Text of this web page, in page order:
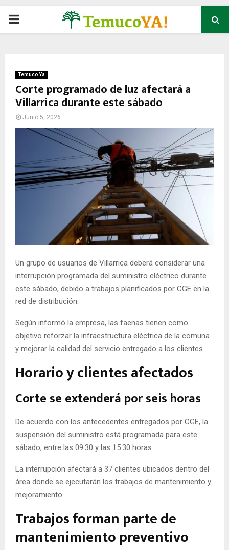
P
M
A
Y
N
U
Temuco Ya
Corte programado de luz afectará a
Villarrica durante este sábado
Junio 5, 2026
Un grupo de usuarios de Villarrica deberá considerar una
interrupción programada del suministro eléctrico durante
este sábado, debido a trabajos planificados por CGE en la
red de distribución.
Según informó la empresa, las faenas tienen como
objetivo reforzar la infraestructura eléctrica de la comuna
y mejorar la calidad del servicio entregado a los clientes.
Horario y clientes afectados
Corte se extenderá por seis horas
De acuerdo con los antecedentes entregados por CGE, la
suspensión del suministro está programada para este
sábado, entre las 09:30 y las 15:30 horas.
La interrupción afectará a 37 clientes ubicados dentro del
área donde se ejecutarán los trabajos de mantenimiento y
mejoramiento.
Trabajos forman parte de
mantenimiento preventivo